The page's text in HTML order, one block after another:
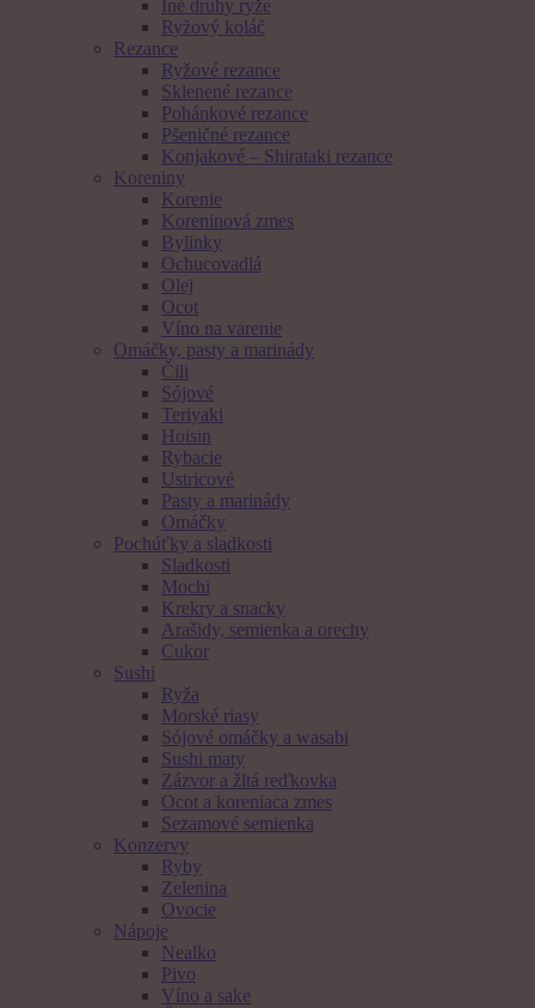
Iné druhy ryže
Ryžový koláč
Rezance
Ryžové rezance
Sklenené rezance
Pohánkové rezance
Pšeničné rezance
Konjakové – Shirataki rezance
Koreniny
Korenie
Koreninová zmes
Bylinky
Ochucovadlá
Olej
Ocot
Víno na varenie
Omáčky, pasty a marinády
Čili
Sójové
Teriyaki
Hoisin
Rybacie
Ustricové
Pasty a marinády
Omáčky
Pochúťky a sladkosti
Sladkosti
Mochi
Krekry a snacky
Arašidy, semienka a orechy
Cukor
Sushi
Ryža
Morské riasy
Sójové omáčky a wasabi
Sushi maty
Zázvor a žltá reďkovka
Ocot a koreniaca zmes
Sezamové semienka
Konzervy
Ryby
Zelenina
Ovocie
Nápoje
Nealko
Pivo
Víno a sake